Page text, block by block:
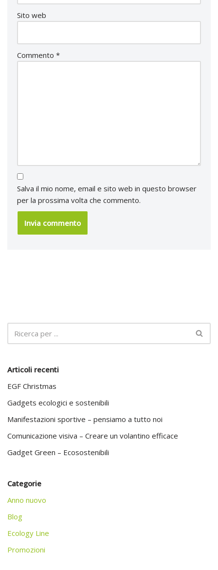
Sito web
Commento *
Salva il mio nome, email e sito web in questo browser
per la prossima volta che commento.
Articoli recenti
EGF Christmas
Gadgets ecologici e sostenibili
Manifestazioni sportive – pensiamo a tutto noi
Comunicazione visiva – Creare un volantino efficace
Gadget Green – Ecosostenibili
Categorie
Anno nuovo
Blog
Ecology Line
Promozioni